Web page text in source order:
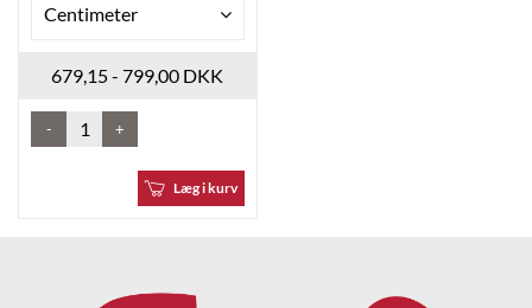
Centimeter
679,15 - 799,00 DKK
- +
Læg i kurv